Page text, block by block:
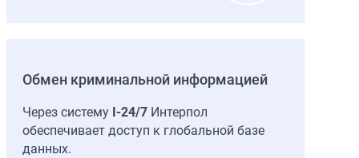
Обмен криминальной информацией
Через систему I-24/7 Интерпол
обеспечивает доступ к глобальной базе
данных.